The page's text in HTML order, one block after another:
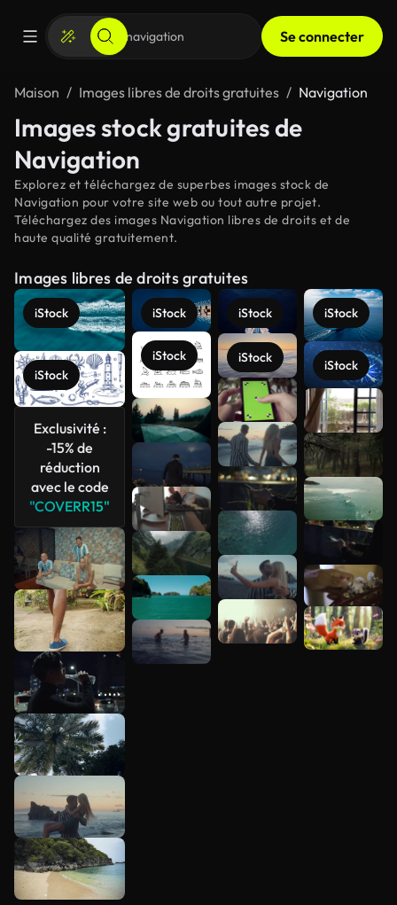
Se connecter
Maison Images libres de droits gratuites Navigation
Images stock gratuites de
Navigation
Explorez et téléchargez de superbes images stock de
Navigation pour votre site web ou tout autre projet.
Téléchargez des images Navigation libres de droits et de
haute qualité gratuitement.
Images libres de droits gratuites
iStock
iStock
Exclusivité :
-15% de
réduction
avec le code
"COVERR15"
iStock
iStock
iStock
iStock
iStock
iStock
Voir plus